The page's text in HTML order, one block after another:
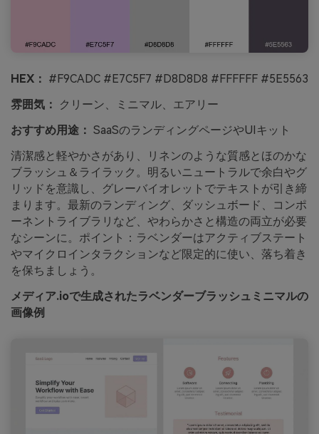
HEX： #F9CADC #E7C5F7 #D8D8D8 #FFFFFF #5E5563
雰囲気：
クリーン、ミニマル、エアリー
おすすめ用途： SaaSのランディングページやUIキット
清潔感と軽やかさがあり、リネンのような質感とほのかな
ブラッシュ＆ライラック。明るいニュートラルで余白やグ
リッドを意識し、グレーバイオレットでテキストが引き締
まります。最新のランディング、ダッシュボード、コンポ
ーネントライブラリなど、やわらかさと構造の両立が必要
なシーンに。ポイント：ラベンダーはアクティブステート
やマイクロインタラクションなど限定的に使い、落ち着き
を保ちましょう。
メディア.ioで生成されたラベンダーブラッシュミニマルの
画像例